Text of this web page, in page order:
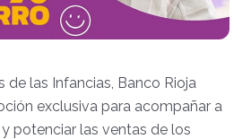
de las Infancias, Banco Rioja
exclusiva para acompañar a
potenciar las ventas de los